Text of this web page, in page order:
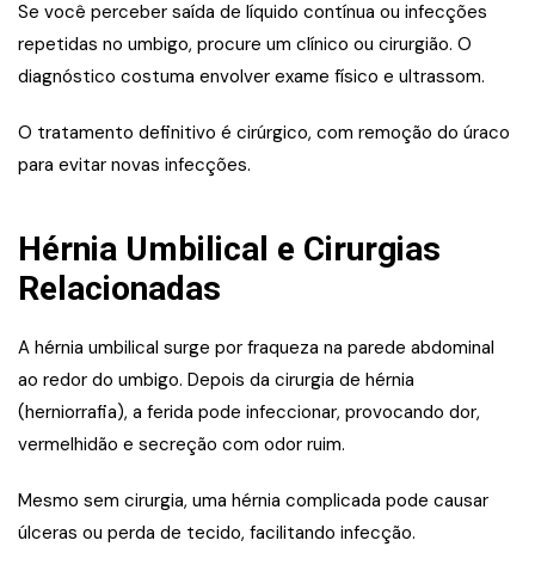
Se você perceber saída de líquido contínua ou infecções
repetidas no umbigo, procure um clínico ou cirurgião. O
diagnóstico costuma envolver exame físico e ultrassom.
O tratamento definitivo é cirúrgico, com remoção do úraco
para evitar novas infecções.
Hérnia Umbilical e Cirurgias
Relacionadas
A hérnia umbilical surge por fraqueza na parede abdominal
ao redor do umbigo. Depois da cirurgia de hérnia
(herniorrafia), a ferida pode infeccionar, provocando dor,
vermelhidão e secreção com odor ruim.
Mesmo sem cirurgia, uma hérnia complicada pode causar
úlceras ou perda de tecido, facilitando infecção.